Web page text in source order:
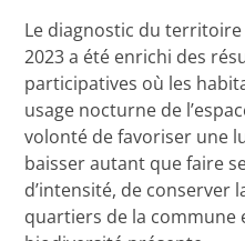
Le diagnostic du
2023 a été enrichi des
participatives où les
usage nocturne de
volonté de favoriser une
baisser autant que faire
d’intensité, de conserver
quartiers de la commune